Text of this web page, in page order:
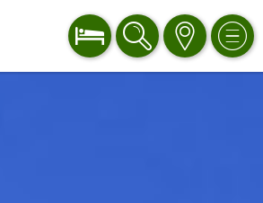
BUCHEN SUCHE KARTE MENÜ